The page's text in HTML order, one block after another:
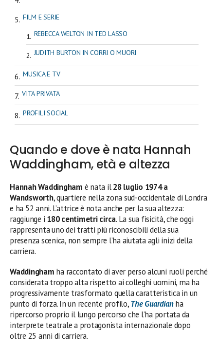
FILM E SERIE
REBECCA WELTON IN TED LASSO
JUDITH BURTON IN CORRI O MUORI
MUSICA E TV
VITA PRIVATA
PROFILI SOCIAL
Quando e dove è nata Hannah
Waddingham, età e altezza
Hannah Waddingham è nata il28 luglio 1974 a
Wandsworth, quartiere nella zona sud-occidentale di Londra
e ha 52 anni. L’attrice è nota anche per la sua altezza:
raggiunge i 180 centimetri circa. La sua fisicità, che oggi
rappresenta uno dei tratti più riconoscibili della sua
presenza scenica, non sempre l’ha aiutata agli inizi della
carriera.
Waddingham ha raccontato di aver perso alcuni ruoli perché
considerata troppo alta rispetto ai colleghi uomini, ma ha
progressivamente trasformato quella caratteristica in un
punto di forza. In un recente profilo,The Guardianha
ripercorso proprio il lungo percorso che l’ha portata da
interprete teatrale a protagonista internazionale dopo
oltre 25 anni di carriera.